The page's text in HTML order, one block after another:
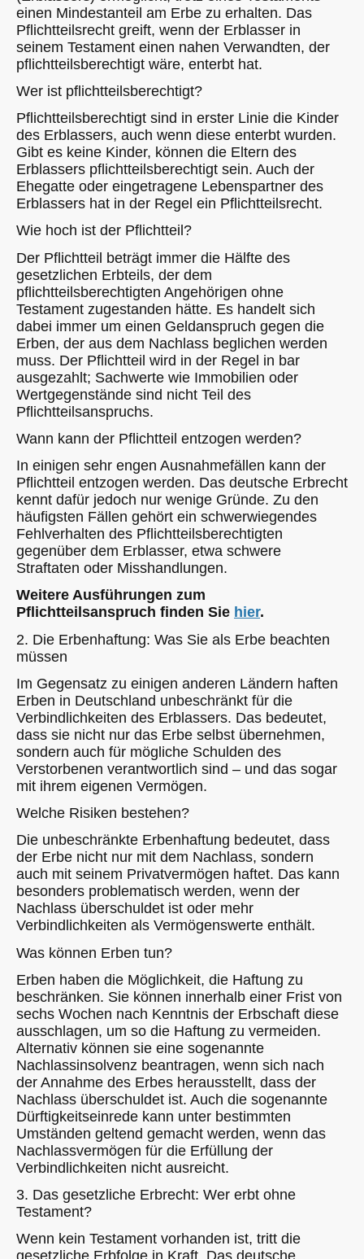
einen Mindestanteil am Erbe zu erhalten. Das
Pflichtteilsrecht greift, wenn der Erblasser in
seinem Testament einen nahen Verwandten, der
pflichtteilsberechtigt wäre, enterbt hat.
Wer ist pflichtteilsberechtigt?
Pflichtteilsberechtigt sind in erster Linie die Kinder
des Erblassers, auch wenn diese enterbt wurden.
Gibt es keine Kinder, können die Eltern des
Erblassers pflichtteilsberechtigt sein. Auch der
Ehegatte oder eingetragene Lebenspartner des
Erblassers hat in der Regel ein Pflichtteilsrecht.
Wie hoch ist der Pflichtteil?
Der Pflichtteil beträgt immer die Hälfte des
gesetzlichen Erbteils, der dem
pflichtteilsberechtigten Angehörigen ohne
Testament zugestanden hätte. Es handelt sich
dabei immer um einen Geldanspruch gegen die
Erben, der aus dem Nachlass beglichen werden
muss. Der Pflichtteil wird in der Regel in bar
ausgezahlt; Sachwerte wie Immobilien oder
Wertgegenstände sind nicht Teil des
Pflichtteilsanspruchs.
Wann kann der Pflichtteil entzogen werden?
In einigen sehr engen Ausnahmefällen kann der
Pflichtteil entzogen werden. Das deutsche Erbrecht
kennt dafür jedoch nur wenige Gründe. Zu den
häufigsten Fällen gehört ein schwerwiegendes
Fehlverhalten des Pflichtteilsberechtigten
gegenüber dem Erblasser, etwa schwere
Straftaten oder Misshandlungen.
Weitere Ausführungen zum
Pflichtteilsanspruch finden Sie hier.
2. Die Erbenhaftung: Was Sie als Erbe beachten
müssen
Im Gegensatz zu einigen anderen Ländern haften
Erben in Deutschland unbeschränkt für die
Verbindlichkeiten des Erblassers. Das bedeutet,
dass sie nicht nur das Erbe selbst übernehmen,
sondern auch für mögliche Schulden des
Verstorbenen verantwortlich sind – und das sogar
mit ihrem eigenen Vermögen.
Welche Risiken bestehen?
Die unbeschränkte Erbenhaftung bedeutet, dass
der Erbe nicht nur mit dem Nachlass, sondern
auch mit seinem Privatvermögen haftet. Das kann
besonders problematisch werden, wenn der
Nachlass überschuldet ist oder mehr
Verbindlichkeiten als Vermögenswerte enthält.
Was können Erben tun?
Erben haben die Möglichkeit, die Haftung zu
beschränken. Sie können innerhalb einer Frist von
sechs Wochen nach Kenntnis der Erbschaft diese
ausschlagen, um so die Haftung zu vermeiden.
Alternativ können sie eine sogenannte
Nachlassinsolvenz beantragen, wenn sich nach
der Annahme des Erbes herausstellt, dass der
Nachlass überschuldet ist. Auch die sogenannte
Dürftigkeitseinrede kann unter bestimmten
Umständen geltend gemacht werden, wenn das
Nachlassvermögen für die Erfüllung der
Verbindlichkeiten nicht ausreicht.
3. Das gesetzliche Erbrecht: Wer erbt ohne
Testament?
Wenn kein Testament vorhanden ist, tritt die